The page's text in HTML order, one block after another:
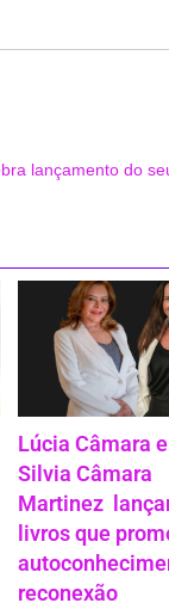
Lúcia Câmara e
Silvia Câmara
Martinez
livros que
reconexão